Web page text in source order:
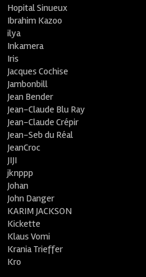
Hopital Sinueux
Ibrahim Kazoo
ilya
Inkamera
Iris
Jacques Cochise
Jambonbill
Jean Bender
Jean-Claude Blu Ray
Jean-Claude Crépir
Jean-Seb du Réal
JeanCroc
JIJI
jknppp
Johan
John Danger
KARIM JACKSON
Kickette
Klaus Vomi
Krania Trieffer
Kro